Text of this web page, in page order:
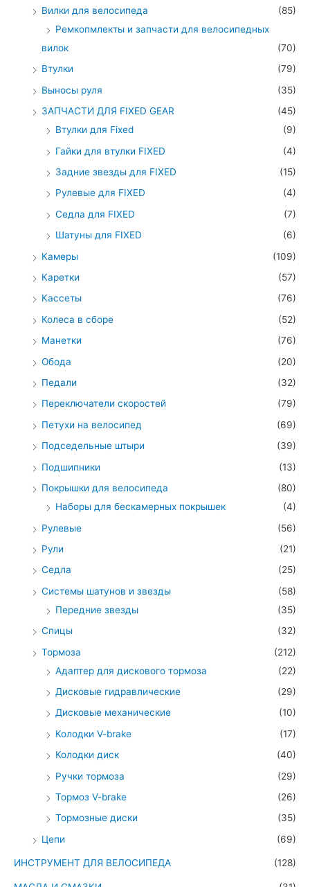
Вилки для велосипеда
(85)
Ремкопмлекты и запчасти для велосипедных
вилок
(70)
Втулки
(79)
Выносы руля
(35)
ЗАПЧАСТИ ДЛЯ FIXED GEAR
(45)
Втулки для Fixed
(9)
Гайки для втулки FIXED
(4)
Задние звезды для FIXED
(15)
Рулевые для FIXED
(4)
Седла для FIXED
(7)
Шатуны для FIXED
(6)
Камеры
(109)
Каретки
(57)
Кассеты
(76)
Колеса в сборе
(52)
Манетки
(76)
Обода
(20)
Педали
(32)
Переключатели скоростей
(79)
Петухи на велосипед
(69)
Подседельные штыри
(39)
Подшипники
(13)
Покрышки для велосипеда
(80)
Наборы для бескамерных покрышек
(4)
Рулевые
(56)
Рули
(21)
Седла
(25)
Системы шатунов и звезды
(58)
Передние звезды
(35)
Спицы
(32)
Тормоза
(212)
Адаптер для дискового тормоза
(22)
Дисковые гидравлические
(29)
Дисковые механические
(10)
Колодки V-brake
(17)
Колодки диск
(40)
Ручки тормоза
(29)
Тормоз V-brake
(26)
Тормозные диски
(35)
Цепи
(69)
ИНСТРУМЕНТ ДЛЯ ВЕЛОСИПЕДА (128)